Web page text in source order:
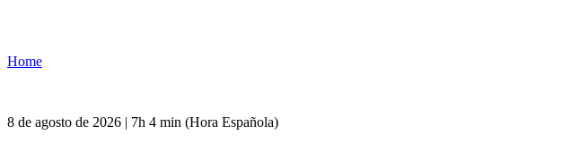
Home
8 de agosto de 2026 | 7h 4 min (Hora Española)